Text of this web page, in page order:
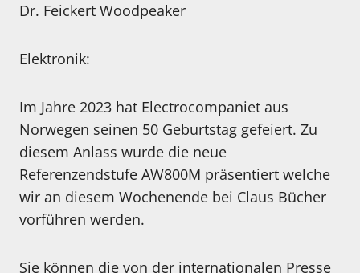
Dr. Feickert Woodpeaker
Elektronik:
Im Jahre 2023 hat Electrocompaniet aus
Norwegen seinen 50 Geburtstag gefeiert. Zu
diesem Anlass wurde die neue
Referenzendstufe AW800M präsentiert welche
wir an diesem Wochenende bei Claus Bücher
vorführen werden.
Sie können die von der internationalen Presse